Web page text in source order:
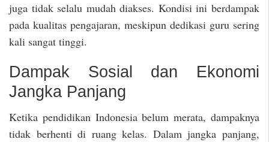
juga tidak selalu mudah diakses. Kondisi ini berdampak
pada kualitas pengajaran, meskipun dedikasi guru sering
kali sangat tinggi.
Dampak Sosial dan Ekonomi
Jangka Panjang
Ketika pendidikan Indonesia belum merata, dampaknya
tidak berhenti di ruang kelas. Dalam jangka panjang,